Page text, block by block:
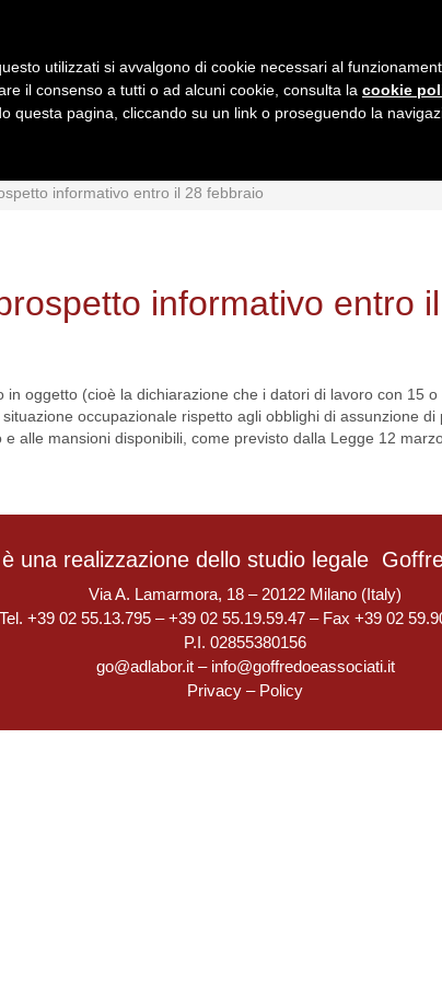
informativo entro il 28 febbraio
informativo entro
oggetto (cioè la dichiarazione che i datori di lavoro con 15
occupazionale rispetto agli obblighi di assunzione
alle mansioni disponibili, come previsto dalla Legge 12
una realizzazione dello studio legale
Via A. Lamarmora, 18 – 20122 Milano (Italy)
Tel. +39 02 55.13.795 – +39 02 55.19.59.47 – Fax +39 02
P.I. 02855380156
go@adlabor.it– info@goffredoeassociati.it
Privacy – Policy
utilizzati si avvalgono di cookie necessari al
il consenso a tutti o ad alcuni cookie, consulta la cookie
questa pagina, cliccando su un link o proseguendo la